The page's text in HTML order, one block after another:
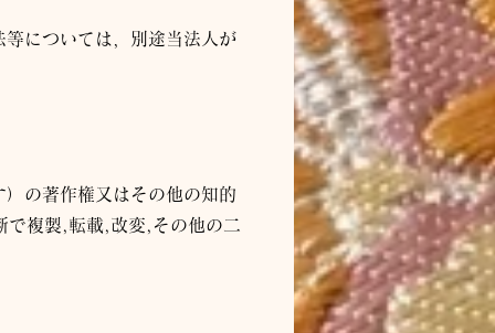
については，別途当法人 が
の著作権又はその他の知的
で複製,転載,改変,その他の二